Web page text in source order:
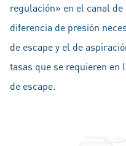
regulación» en el canal
diferencia de presión
de escape y el de
tasas que se requieren en
de escape.